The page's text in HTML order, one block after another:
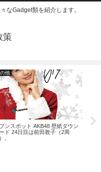
なGadget類を紹介します。
策
他
ンスポット AKB48 壁紙ダウン
ド 24日目は前田敦子（2周
。